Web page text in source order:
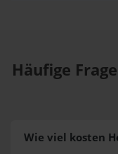
Häufige
Wie viel kosten